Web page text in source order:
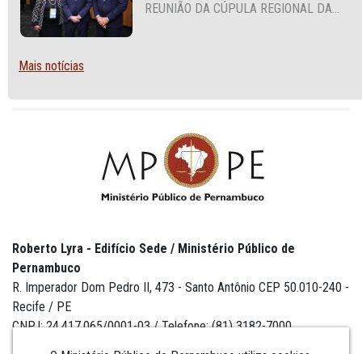
REUNIÃO DA CÚPULA REGIONAL DA
Mais notícias
Roberto Lyra - Edifício Sede / Ministério Público de
Pernambuco
R. Imperador Dom Pedro II, 473 - Santo Antônio CEP 50.010-240 -
Recife / PE
CNPJ: 24.417.065/0001-03 / Telefone: (81) 3182-7000